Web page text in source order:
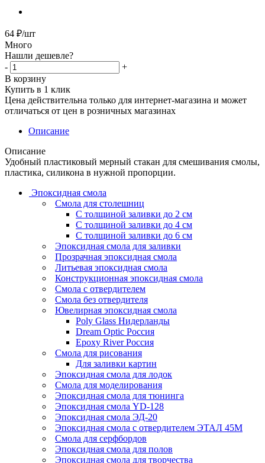
64 ₽/шт
Много
Нашли дешевле?
-
+
В корзину
Купить в 1 клик
Цена действительна только для интернет-магазина и может
отличаться от цен в розничных магазинах
Описание
Описание
Удобный пластиковый мерный стакан для смешивания смолы,
пластика, силикона в нужной пропорции.
Эпоксидная смола
Смола для столешниц
С толщиной заливки до 2 см
С толщиной заливки до 4 см
С толщиной заливки до 6 см
Эпоксидная смола для заливки
Прозрачная эпоксидная смола
Литьевая эпоксидная смола
Конструкционная эпоксидная смола
Смола с отвердителем
Смола без отвердителя
Ювелирная эпоксидная смола
Poly Glass Нидерланды
Dream Optic Россия
Epoxy River Россия
Смола для рисования
Для заливки картин
Эпоксидная смола для лодок
Смола для моделирования
Эпоксидная смола для тюнинга
Эпоксидная смола YD-128
Эпоксидная смола ЭД-20
Эпоксидная смола с отвердителем ЭТАЛ 45М
Смола для серфбордов
Эпоксидная смола для полов
Эпоксидная смола для творчества